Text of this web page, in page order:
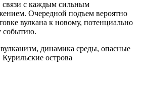
с каждым сильным
Очередной подъем вероятно
вулкана к новому, потенциально
событию.
вулканизм, динамика среды, опасные
острова